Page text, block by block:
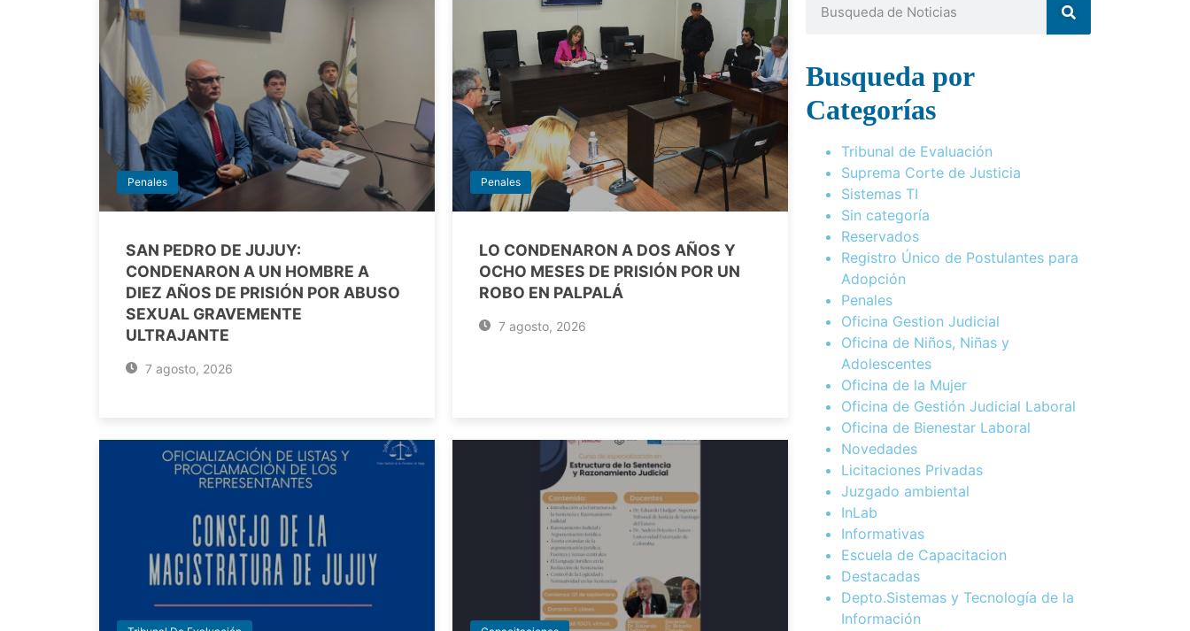
Penales
SAN PEDRO DE JUJUY:
CONDENARON A UN HOMBRE A
DIEZ AÑOS DE PRISIÓN POR ABUSO
SEXUAL GRAVEMENTE
ULTRAJANTE
7 agosto, 2026
Penales
LO CONDENARON A DOS AÑOS Y
OCHO MESES DE PRISIÓN POR UN
ROBO EN PALPALÁ
7 agosto, 2026
Busqueda por
Categorías
Tribunal de Evaluación
Suprema Corte de Justicia
Sistemas TI
Sin categoría
Reservados
Registro Único de Postulantes para
Adopción
Penales
Oficina Gestion Judicial
Oficina de Niños, Niñas y
Adolescentes
Oficina de la Mujer
Oficina de Gestión Judicial Laboral
Oficina de Bienestar Laboral
Novedades
Licitaciones Privadas
Juzgado ambiental
InLab
Informativas
Escuela de Capacitacion
Destacadas
Depto.Sistemas y Tecnología de la
Información